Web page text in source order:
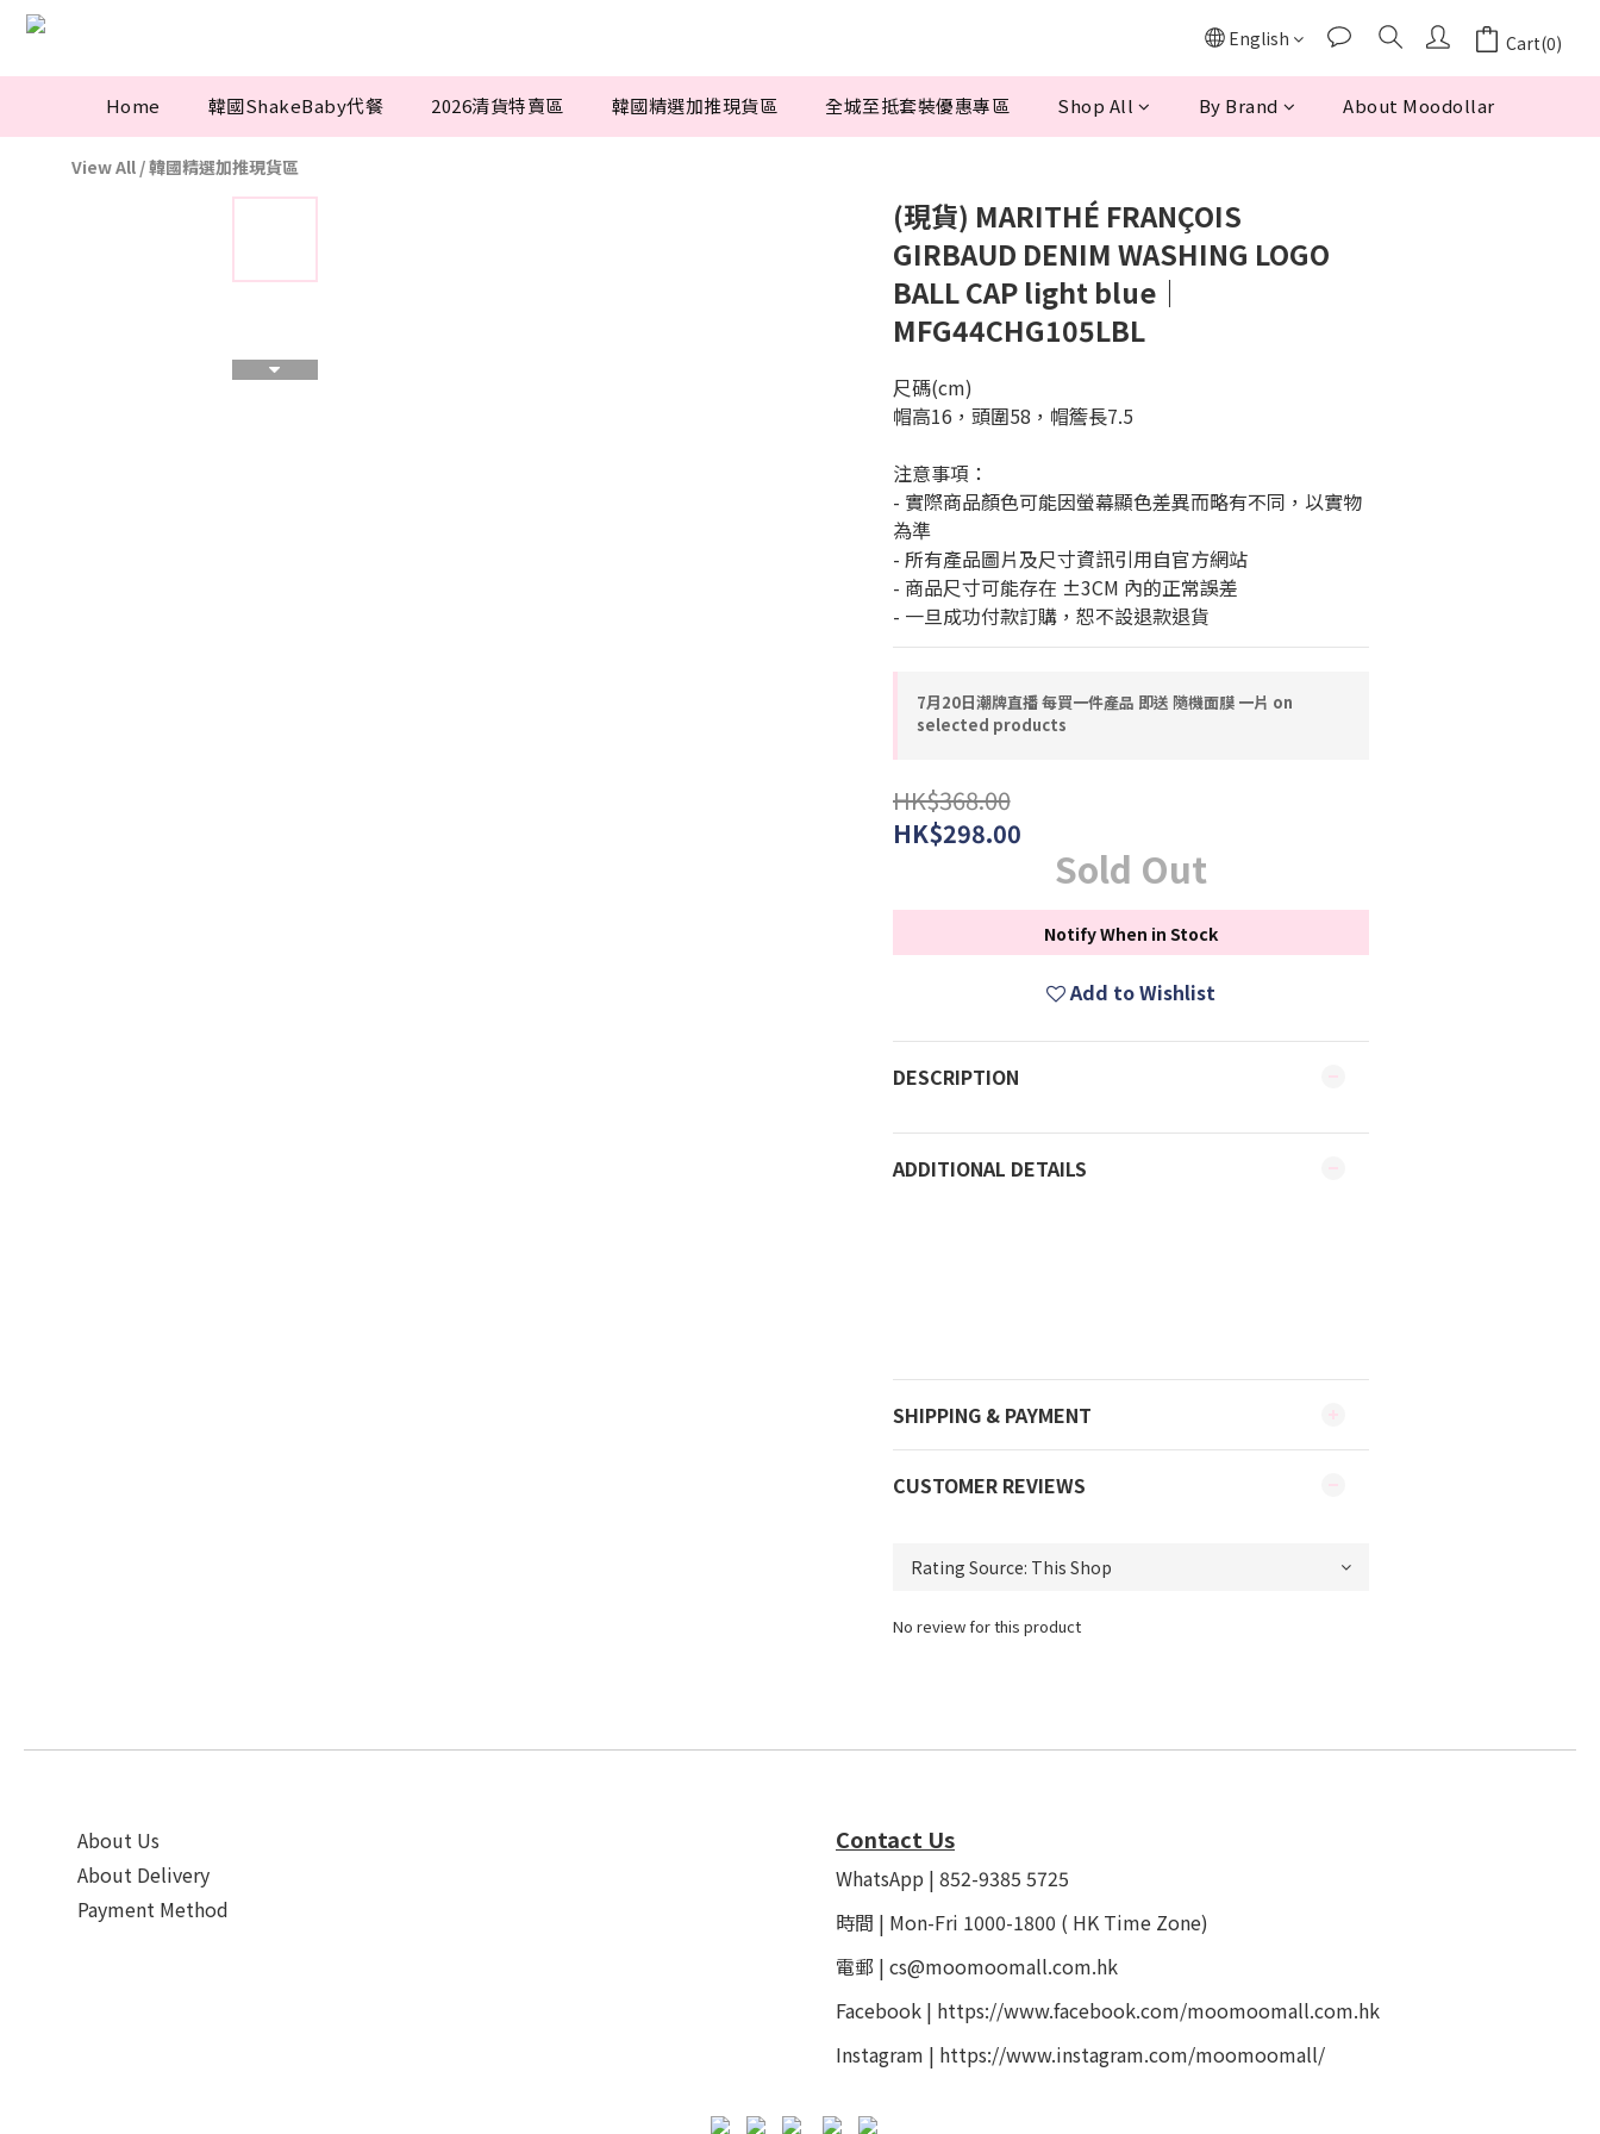
English Cart(0)
Home 韓國ShakeBaby代餐 2026清貨特賣區 韓國精選加推現貨區 全城至抵套裝優惠專區 Shop All By Brand About Moodollar
View All /韓國精選加推現貨區
(現貨) MARITHÉ FRANÇOIS
GIRBAUD DENIM WASHING LOGO
BALL CAP light blue｜
MFG44CHG105LBL
尺碼(cm)
帽高16，頭圍58，帽簷長7.5
注意事項：
- 實際商品顏色可能因螢幕顯色差異而略有不同，以實物
為準
- 所有產品圖片及尺寸資訊引用自官方網站
- 商品尺寸可能存在 ±3CM 內的正常誤差
- 一旦成功付款訂購，恕不設退款退貨
7月20日潮牌直播 每買一件產品 即送 隨機面膜 一片 on
selected products
HK$368.00
HK$298.00
Sold Out
Notify When in Stock
Add to Wishlist
DESCRIPTION
ADDITIONAL DETAILS
SHIPPING & PAYMENT
CUSTOMER REVIEWS
No review for this product
About Us
About Delivery
Payment Method
Contact Us
WhatsApp | 852-9385 5725
時間 | Mon-Fri 1000-1800 ( HK Time Zone)
電郵 | cs@moomoomall.com.hk
Facebook | https://www.facebook.com/moomoomall.com.hk
Instagram | https://www.instagram.com/moomoomall/